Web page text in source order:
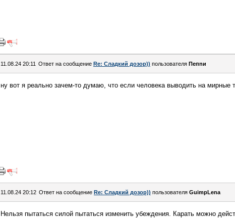
11.08.24 20:11 Ответ на сообщение Re: Сладкий дозор)) пользователя Пепnи
ну вот я реально зачем-то думаю, что если человека выводить на
11.08.24 20:12 Ответ на сообщение Re: Сладкий дозор)) пользователя GuimpLena
Нельзя пытаться силой пытаться изменить убеждения. Карать можно